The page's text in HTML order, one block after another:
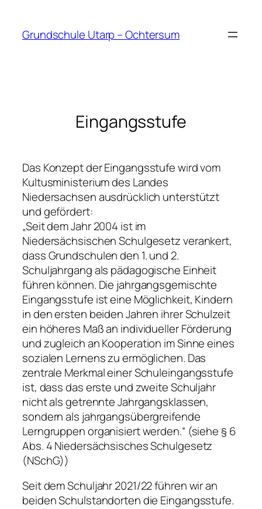
springen
Grundschule Utarp – Ochtersum
Eingangsstufe
Das Konzept der Eingangsstufe wird vom
Kultusministerium des Landes
Niedersachsen ausdrücklich unterstützt
und gefördert:
„Seit dem Jahr 2004 ist im
Niedersächsischen Schulgesetz verankert,
dass Grundschulen den 1. und 2.
Schuljahrgang als pädagogische Einheit
führen können. Die jahrgangsgemischte
Eingangsstufe ist eine Möglichkeit, Kindern
in den ersten beiden Jahren ihrer Schulzeit
ein höheres Maß an individueller Förderung
und zugleich an Kooperation im Sinne eines
sozialen Lernens zu ermöglichen. Das
zentrale Merkmal einer Schuleingangsstufe
ist, dass das erste und zweite Schuljahr
nicht als getrennte Jahrgangsklassen,
sondern als jahrgangsübergreifende
Lerngruppen organisiert werden.“ (siehe § 6
Abs. 4 Niedersächsisches Schulgesetz
(NSchG))
Seit dem Schuljahr 2021/22 führen wir an
beiden Schulstandorten die Eingangsstufe.